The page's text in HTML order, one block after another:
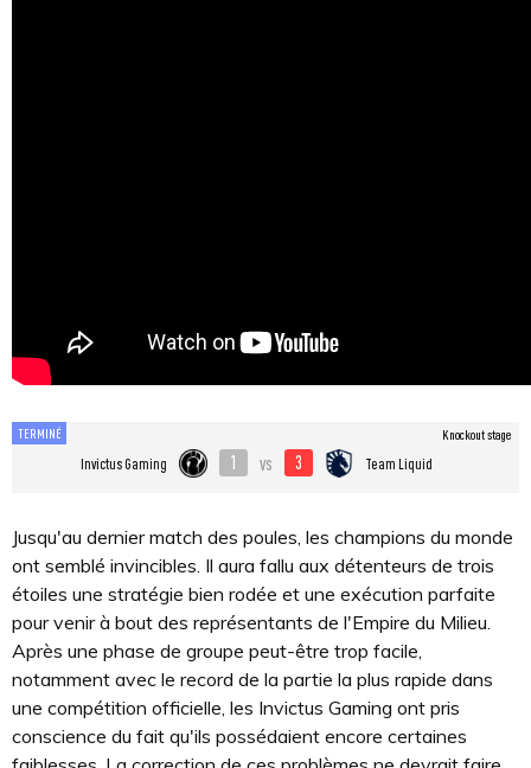
TERMINÉ
Invictus Gaming 1 vs 3 Team Liquid
Knockout stage
Jusqu'au dernier match des poules, les champions du monde
ont semblé invincibles. Il aura fallu aux détenteurs de trois
étoiles une stratégie bien rodée et une exécution parfaite
pour venir à bout des représentants de l'Empire du Milieu.
Après une phase de groupe peut-être trop facile,
notamment avec le record de la partie la plus rapide dans
une compétition officielle, les Invictus Gaming ont pris
conscience du fait qu'ils possédaient encore certaines